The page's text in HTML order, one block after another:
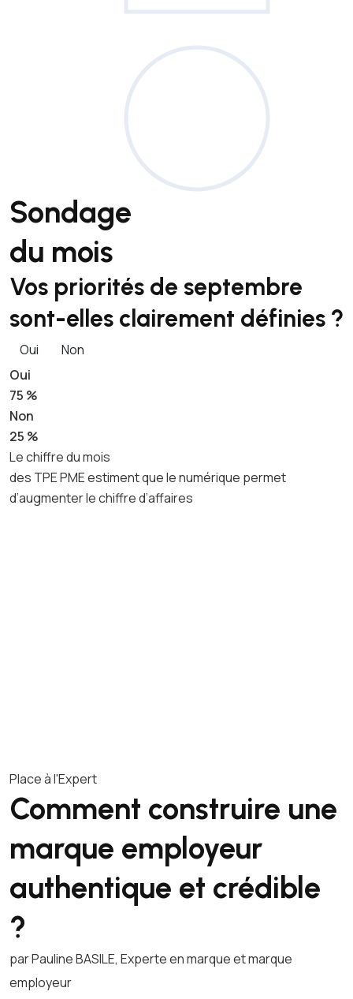
Sondage
du mois
Vos priorités de septembre
sont-elles clairement définies ?
Oui
Non
Oui
75 %
Non
25 %
Le chiffre du mois
des TPE PME estiment que le numérique permet
d’augmenter le chiffre d’affaires
Place à l'Expert
Comment construire une
marque employeur
authentique et crédible
?
par Pauline BASILE, Experte en marque et marque
employeur